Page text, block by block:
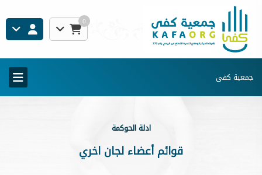
0
جمعية كفى
ادلة الحوكمة
قوائم أعضاء لجان اخري